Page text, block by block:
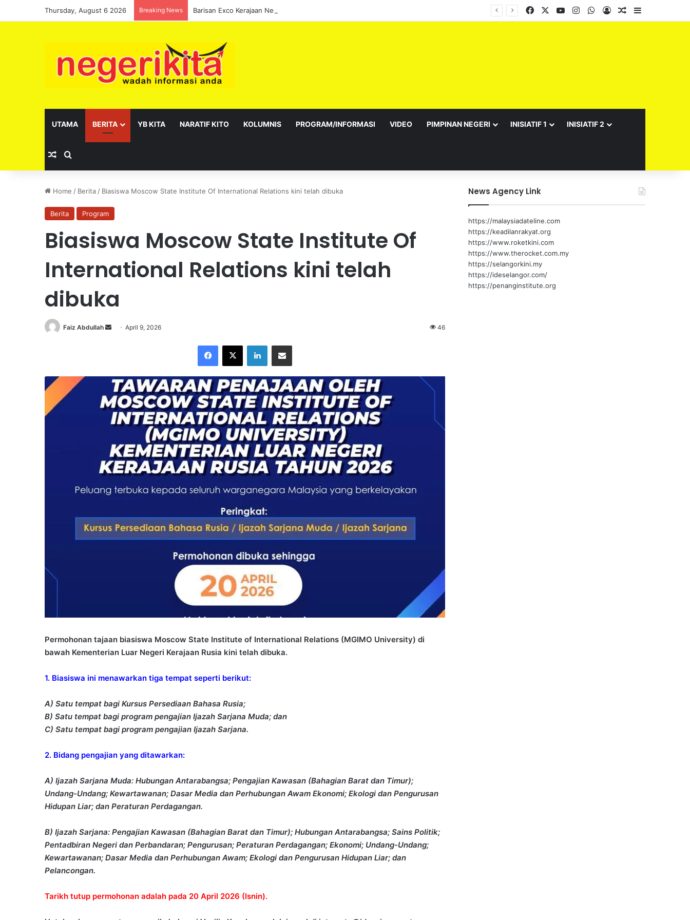
Thursday, August 6 2026 Breaking News Facebook YouTubeInstagramWhatsApp
Log InRandom Article
UTAMA BERITA YB KITA NARATIF KITO KOLUMNIS PROGRAM/INFORMASI VIDEO PIMPINAN NEGERI INISIATIF 1 INISIATIF 2
Random Article
Home / Berita / Biasiswa Moscow State Institute Of International Relations kini telah dibuka
Berita Program
Biasiswa Moscow State Institute Of
International Relations kini telah
dibuka
Faiz Abdullah
a
n
e
m
a
l
April 9, 2026 46
Permohonan tajaan biasiswa Moscow State Institute of International Relations (MGIMO University) di
bawah Kementerian Luar Negeri Kerajaan Rusia kini telah dibuka.
1. Biasiswa ini menawarkan tiga tempat seperti berikut:
A) Satu tempat bagi Kursus Persediaan Bahasa Rusia;
B) Satu tempat bagi program pengajian Ijazah Sarjana Muda; dan
C) Satu tempat bagi program pengajian Ijazah Sarjana.
2. Bidang pengajian yang ditawarkan:
A) Ijazah Sarjana Muda: Hubungan Antarabangsa; Pengajian Kawasan (Bahagian Barat dan Timur);
Undang-Undang; Kewartawanan; Dasar Media dan Perhubungan Awam Ekonomi; Ekologi dan Pengurusan
Hidupan Liar; dan Peraturan Perdagangan.
B) Ijazah Sarjana: Pengajian Kawasan (Bahagian Barat dan Timur); Hubungan Antarabangsa; Sains Politik;
Pentadbiran Negeri dan Perbandaran; Pengurusan; Peraturan Perdagangan; Ekonomi; Undang-Undang;
Kewartawanan; Dasar Media dan Perhubungan Awam; Ekologi dan Pengurusan Hidupan Liar; dan
Pelancongan.
Tarikh tutup permohonan adalah pada 20 April 2026 (Isnin).
News Agency Link
https://malaysiadateline.com
https://keadilanrakyat.org
https://www.roketkini.com
https://www.therocket.com.my
https://selangorkini.my
https://ideselangor.com/
https://penanginstitute.org